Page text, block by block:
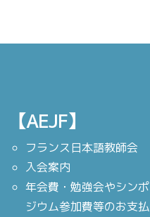
【AEJF】
フランス日本語教師会
入会案内
年会費・勉強会やシンポ
ジウム参加費等のお支払